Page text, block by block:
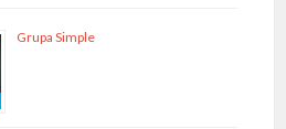
Grupa Simple